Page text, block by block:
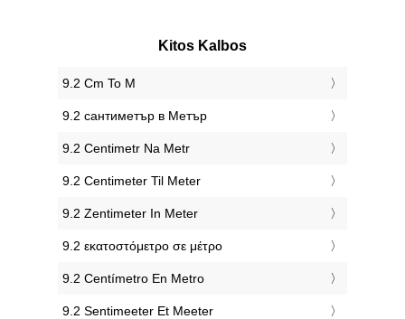
Kitos Kalbos
‎9.2 Cm To M
‎9.2 сантиметър в Метър
‎9.2 Centimetr Na Metr
‎9.2 Centimeter Til Meter
‎9.2 Zentimeter In Meter
‎9.2 εκατοστόμετρο σε μέτρο
‎9.2 Centímetro En Metro
‎9.2 Sentimeeter Et Meeter